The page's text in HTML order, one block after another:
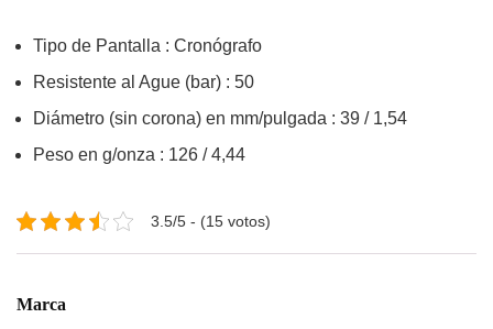
Tipo de Pantalla : Cronógrafo
Resistente al Ague (bar) : 50
Diámetro (sin corona) en mm/pulgada : 39 / 1,54
Peso en g/onza : 126 / 4,44
3.5/5 - (15 votos)
Marca